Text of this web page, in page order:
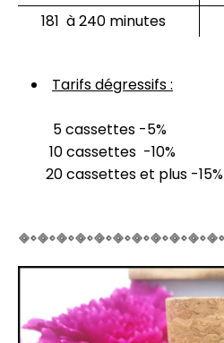
181 à 240 minutes
Tarifs dégressifs :
5 cassettes -5%
10 cassettes -10%
20 cassettes et plus -15%